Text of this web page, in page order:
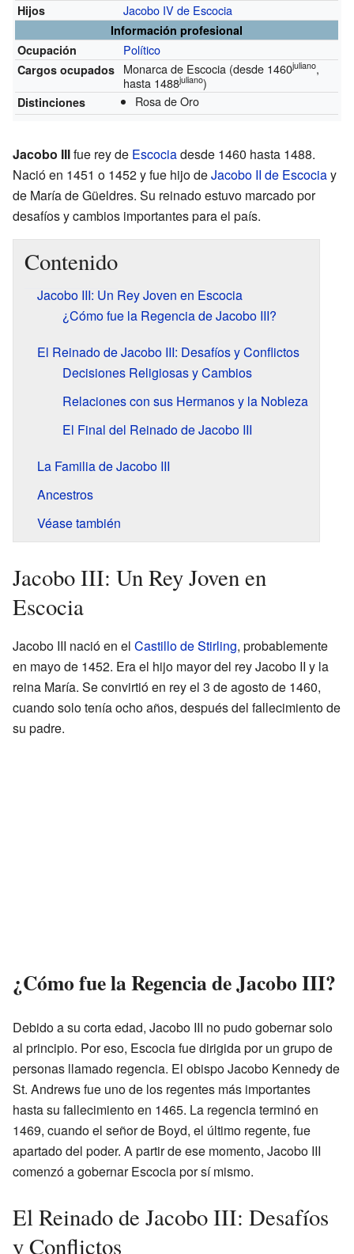
Hijos Jacobo IV de Escocia
Información profesional
Ocupación
Político
Cargos ocupados Monarca de Escocia (desde 1460juliano,
hasta 1488juliano)
Distinciones Rosa de Oro
Jacobo IIIfue rey de Escociadesde 1460 hasta 1488.
Nació en 1451 o 1452 y fue hijo deJacobo II de Escociay
de María de Güeldres. Su reinado estuvo marcado por
desafíos y cambios importantes para el país.
Contenido
Jacobo III: Un Rey Joven en Escocia
¿Cómo fue la Regencia de Jacobo III?
El Reinado de Jacobo III: Desafíos y Conflictos
Decisiones Religiosas y Cambios
Relaciones con sus Hermanos y la Nobleza
El Final del Reinado de Jacobo III
La Familia de Jacobo III
Ancestros
Véase también
Jacobo III: Un Rey Joven en
Escocia
Jacobo III nació en el Castillo de Stirling, probablemente
en mayo de 1452. Era el hijo mayor del rey Jacobo II y la
reina María. Se convirtió en rey el 3 de agosto de 1460,
cuando solo tenía ocho años, después del fallecimiento de
su padre.
¿Cómo fue la Regencia de Jacobo III?
Debido a su corta edad, Jacobo III no pudo gobernar solo
al principio. Por eso, Escocia fue dirigida por un grupo de
personas llamado regencia. El obispo Jacobo Kennedy de
St. Andrews fue uno de los regentes más importantes
hasta su fallecimiento en 1465. La regencia terminó en
1469, cuando el señor de Boyd, el último regente, fue
apartado del poder. A partir de ese momento, Jacobo III
comenzó a gobernar Escocia por sí mismo.
El Reinado de Jacobo III: Desafíos
y Conflictos